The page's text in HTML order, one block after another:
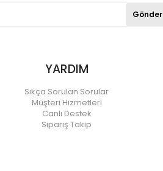
Gönder
YARDIM
Sıkça Sorulan Sorular
Müşteri Hizmetleri
Canlı Destek
Sipariş Takip